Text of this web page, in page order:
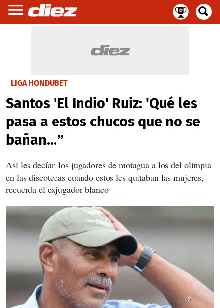
LIGA HONDUBET
Santos 'El Indio' Ruiz: 'Qué les
pasa a estos chucos que no se
bañan...”
Así les decían los jugadores de motagua a los del olimpia
en las discotecas cuando estos les quitaban las mujeres,
recuerda el exjugador blanco
X
X
X
X
X
X